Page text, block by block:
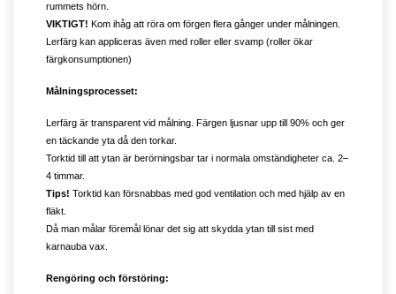
rummets hörn.
VIKTIGT! Kom ihåg att röra om förgen flera gånger under målningen.
Lerfärg kan appliceras även med roller eller svamp (roller ökar
färgkonsumptionen)
Målningsprocesset:
Lerfärg är transparent vid målning. Färgen ljusnar upp till 90% och ger
en täckande yta då den torkar.
Torktid till att ytan är berörningsbar tar i normala omständigheter ca. 2–
4 timmar.
Tips! Torktid kan försnabbas med god ventilation och med hjälp av en
fläkt.
Då man målar föremål lönar det sig att skydda ytan till sist med
karnauba vax.
Rengöring och förstöring: